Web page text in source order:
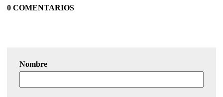
0 COMENTARIOS
Nombre